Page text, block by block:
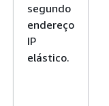
segundo
endereço
IP
elástico.